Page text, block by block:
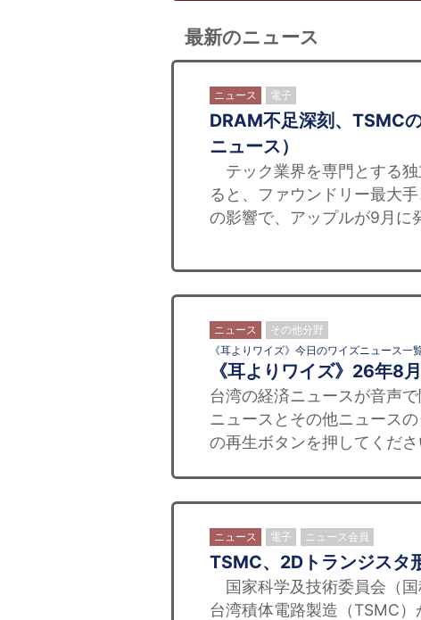
最新のニュース
ニュース 電子
DRAM不足深刻、TSMC
ニュース）
テック業界を専門とする独
ると、ファウンドリー最大
の影響で、アップルが9月
ニュース その他分野
《耳よりワイズ》今日のワイズニュース一
《耳よりワイズ》26年8
台湾の経済ニュースが音声
ニュースとその他ニュース
の再生ボタンを押してくだ
ニュース 電子 ニュース会員
TSMC、2Dトランジスタ
国家科学及技術委員会（国
台湾積体電路製造（TSMC